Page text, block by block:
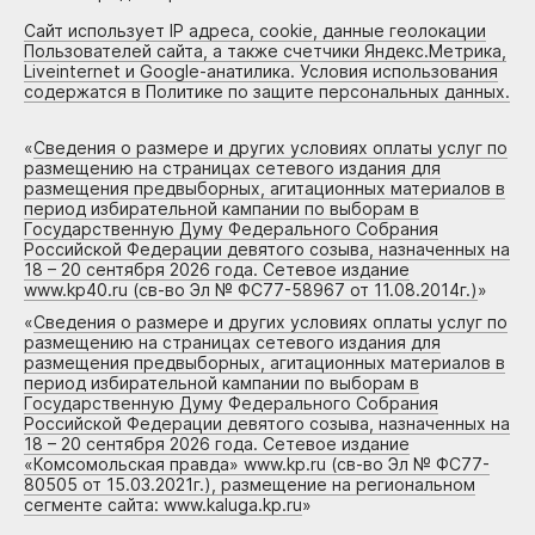
Сайт использует IP адреса, cookie, данные геолокации
Пользователей сайта, а также счетчики Яндекс.Метрика,
Liveinternet и Google-анатилика. Условия использования
содержатся в Политике по защите персональных данных.
«Сведения о размере и других условиях оплаты услуг по
размещению на страницах сетевого издания для
размещения предвыборных, агитационных материалов в
период избирательной кампании по выборам в
Государственную Думу Федерального Собрания
Российской Федерации девятого созыва, назначенных на
18 – 20 сентября 2026 года. Сетевое издание
www.kp40.ru (св-во Эл № ФС77-58967 от 11.08.2014г.)»
«Сведения о размере и других условиях оплаты услуг по
размещению на страницах сетевого издания для
размещения предвыборных, агитационных материалов в
период избирательной кампании по выборам в
Государственную Думу Федерального Собрания
Российской Федерации девятого созыва, назначенных на
18 – 20 сентября 2026 года. Сетевое издание
«Комсомольская правда» www.kp.ru (св-во Эл № ФС77-
80505 от 15.03.2021г.), размещение на региональном
сегменте сайта: www.kaluga.kp.ru»